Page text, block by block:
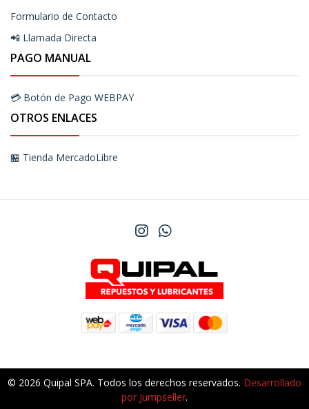
Formulario de Contacto
📲 Llamada Directa
PAGO MANUAL
💳 Botón de Pago WEBPAY
OTROS ENLACES
🏪 Tienda MercadoLibre
© 2026 Quipal SPA. Todos los derechos reservados. Desarrollado
por Jumpseller.